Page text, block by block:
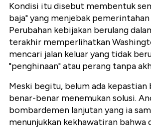
Kondisi itu disebut membentuk
baja" yang menjebak
Perubahan kebijakan berulang
terakhir memperlihatkan
mencari jalan keluar yang tidak
"penghinaan" atau perang tanpa
Meski begitu, belum ada kepastian
benar-benar menemukan solusi.
bombardemen lanjutan yang ia
menunjukkan kekhawatiran bahwa